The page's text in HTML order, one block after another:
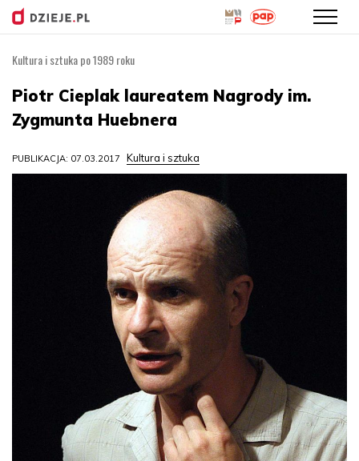
treści
Kultura i sztuka po 1989 roku
Piotr Cieplak laureatem Nagrody im.
Zygmunta Huebnera
PUBLIKACJA: 07.03.2017 Kultura i sztuka